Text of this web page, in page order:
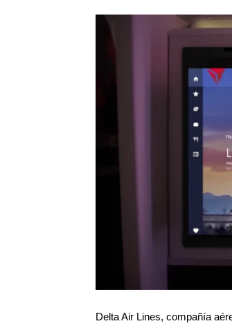
Delta Air Lines, compañía